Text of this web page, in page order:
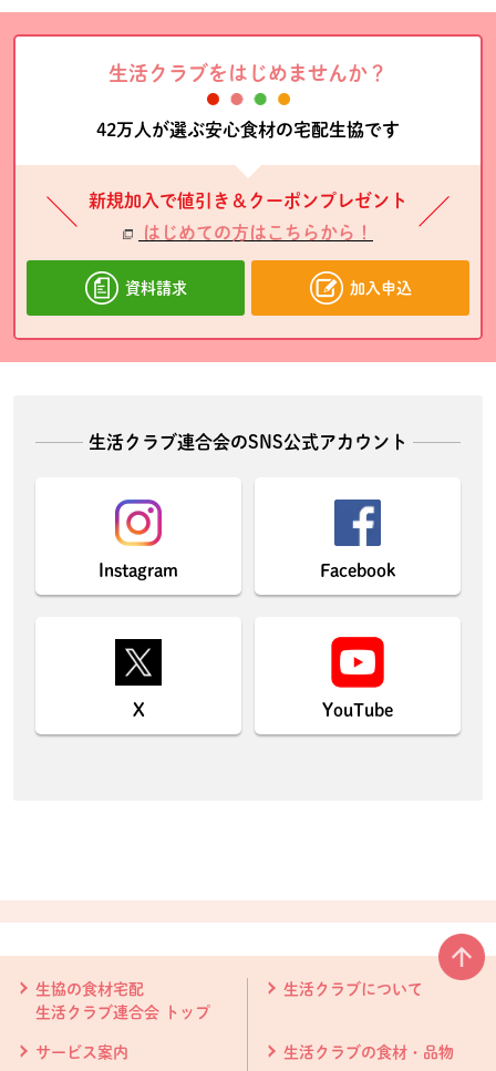
生活クラブをはじめませんか？
42万人が選ぶ安心食材の宅配生協です
新規加入で値引き＆クーポンプレゼント
はじめての方はこちらから！
資料請求 加入申込
生活クラブ連合会のSNS公式アカウント
Instagram Facebook
X YouTube
生協の食材宅配
生活クラブ連合会 トップ
生活クラブについて
サービス案内 生活クラブの食材・品物